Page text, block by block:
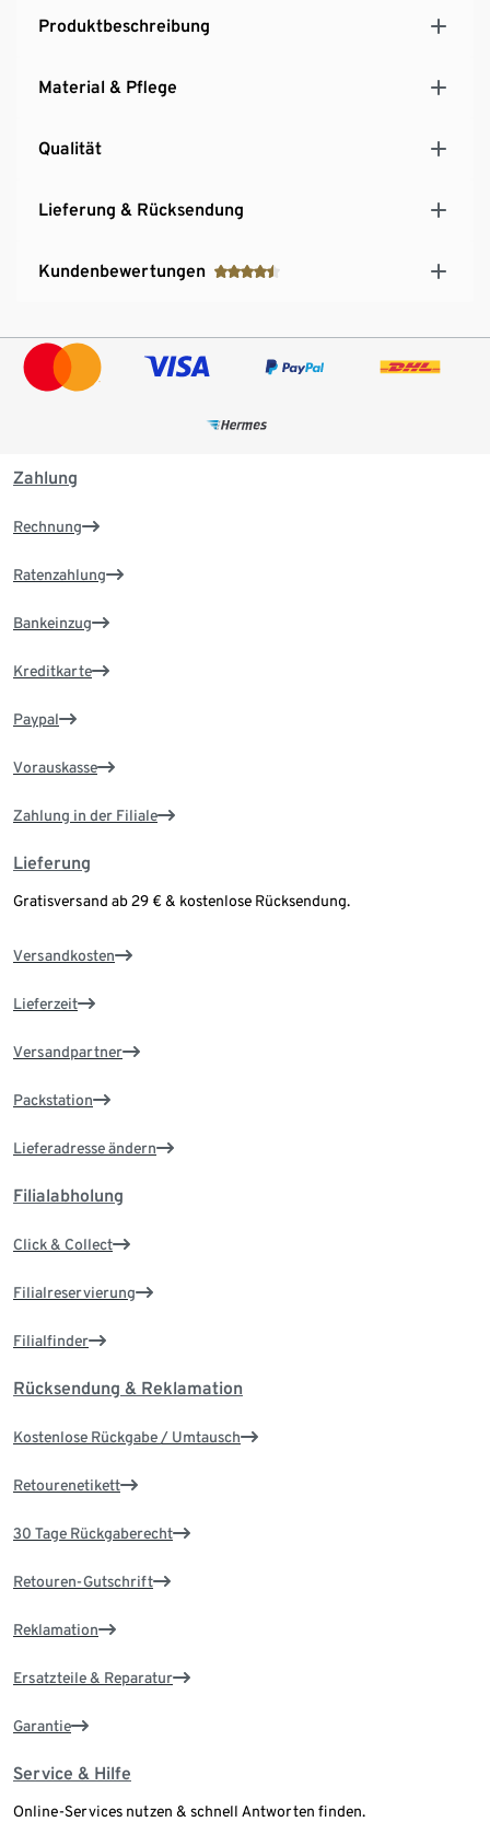
Produktbeschreibung
Material & Pflege
Qualität
Lieferung & Rücksendung
Kundenbewertungen
Zahlung
Rechnung
Ratenzahlung
Bankeinzug
Kreditkarte
Paypal
Vorauskasse
Zahlung in der Filiale
Lieferung
Gratisversand ab 29 € & kostenlose Rücksendung.
Versandkosten
Lieferzeit
Versandpartner
Packstation
Lieferadresse ändern
Filialabholung
Click & Collect
Filialreservierung
Filialfinder
Rücksendung & Reklamation
Kostenlose Rückgabe / Umtausch
Retourenetikett
30 Tage Rückgaberecht
Retouren-Gutschrift
Reklamation
Ersatzteile & Reparatur
Garantie
Service & Hilfe
Online-Services nutzen & schnell Antworten finden.